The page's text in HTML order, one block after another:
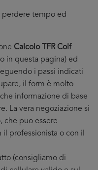
perdere tempo ed
Calcolo TFR Colf
in questa pagina) ed
i passi indicati
il form è molto
informazione di base
La vera negoziazione si
che puo essere
professionista o con il
(consigliamo di